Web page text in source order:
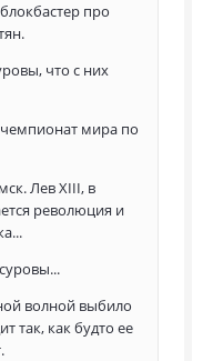
про
что с них
мира по
Лев XIII, в
революция и
волной выбило
так, как будто ее